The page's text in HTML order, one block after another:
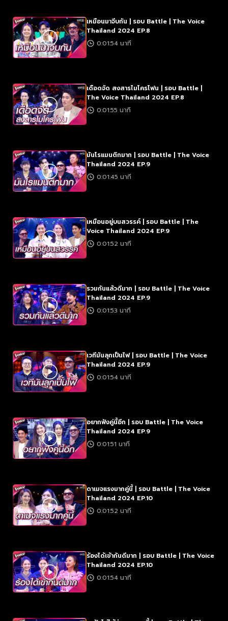
เหมือนมาจีบกัน | รอบ Battle | The Voice
Thailand 2024 EP.8
0:01:54 นาที
เดือดจัด สงสารไมโครโฟน | รอบ Battle |
The Voice Thailand 2024 EP.8
0:01:55 นาที
มันโรแมนติกมาก | รอบ Battle | The Voice
Thailand 2024 EP.9
0:01:45 นาที
เหมือนอยู่บนสวรรค์ | รอบ Battle | The
Voice Thailand 2024 EP.9
0:01:52 นาที
รวมกันแล้วดีมาก | รอบ Battle | The Voice
Thailand 2024 EP.9
0:01:53 นาที
เวทีมันลุกเป็นไฟ | รอบ Battle | The Voice
Thailand 2024 EP.9
0:01:54 นาที
อยากฟังคู่นี้อีก | รอบ Battle | The Voice
Thailand 2024 EP.9
0:01:51 นาที
ดาเมจแรงมากคู่นี้ | รอบ Battle | The Voice
Thailand 2024 EP.10
0:01:52 นาที
ร้องได้เข้ากันดีมาก | รอบ Battle | The Voice
Thailand 2024 EP.10
0:01:54 นาที